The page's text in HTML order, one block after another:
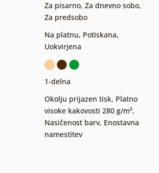
Za pisarno, Za dnevno sobo,
Za predsobo
Na platnu, Potiskana,
Uokvirjena
1-delna
Okolju prijazen tisk, Platno
visoke kakovosti 280 g/m²,
Nasičenost barv, Enostavna
namestitev